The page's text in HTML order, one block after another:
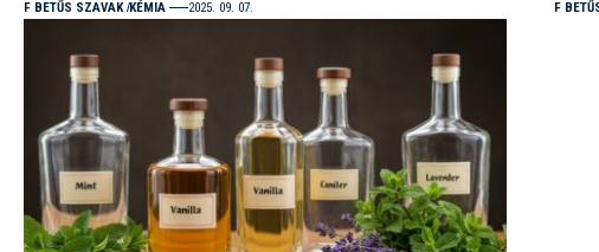
F BETŰS SZAVAK KÉMIA 2025. 09. 07. F